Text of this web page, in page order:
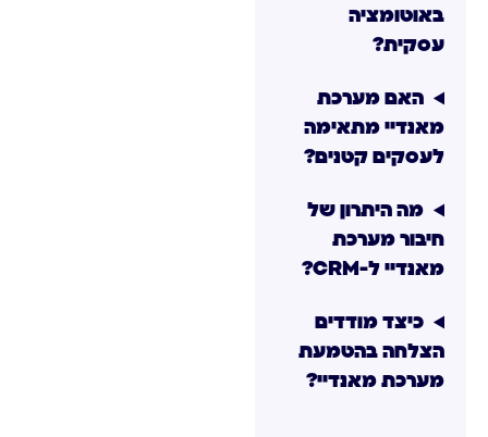
באוטומציה
עסקית?
האם מערכת
מאנדיי מתאימה
לעסקים קטנים?
מה היתרון של
חיבור מערכת
מאנדיי ל-CRM?
כיצד מודדים
הצלחה בהטמעת
מערכת מאנדיי?